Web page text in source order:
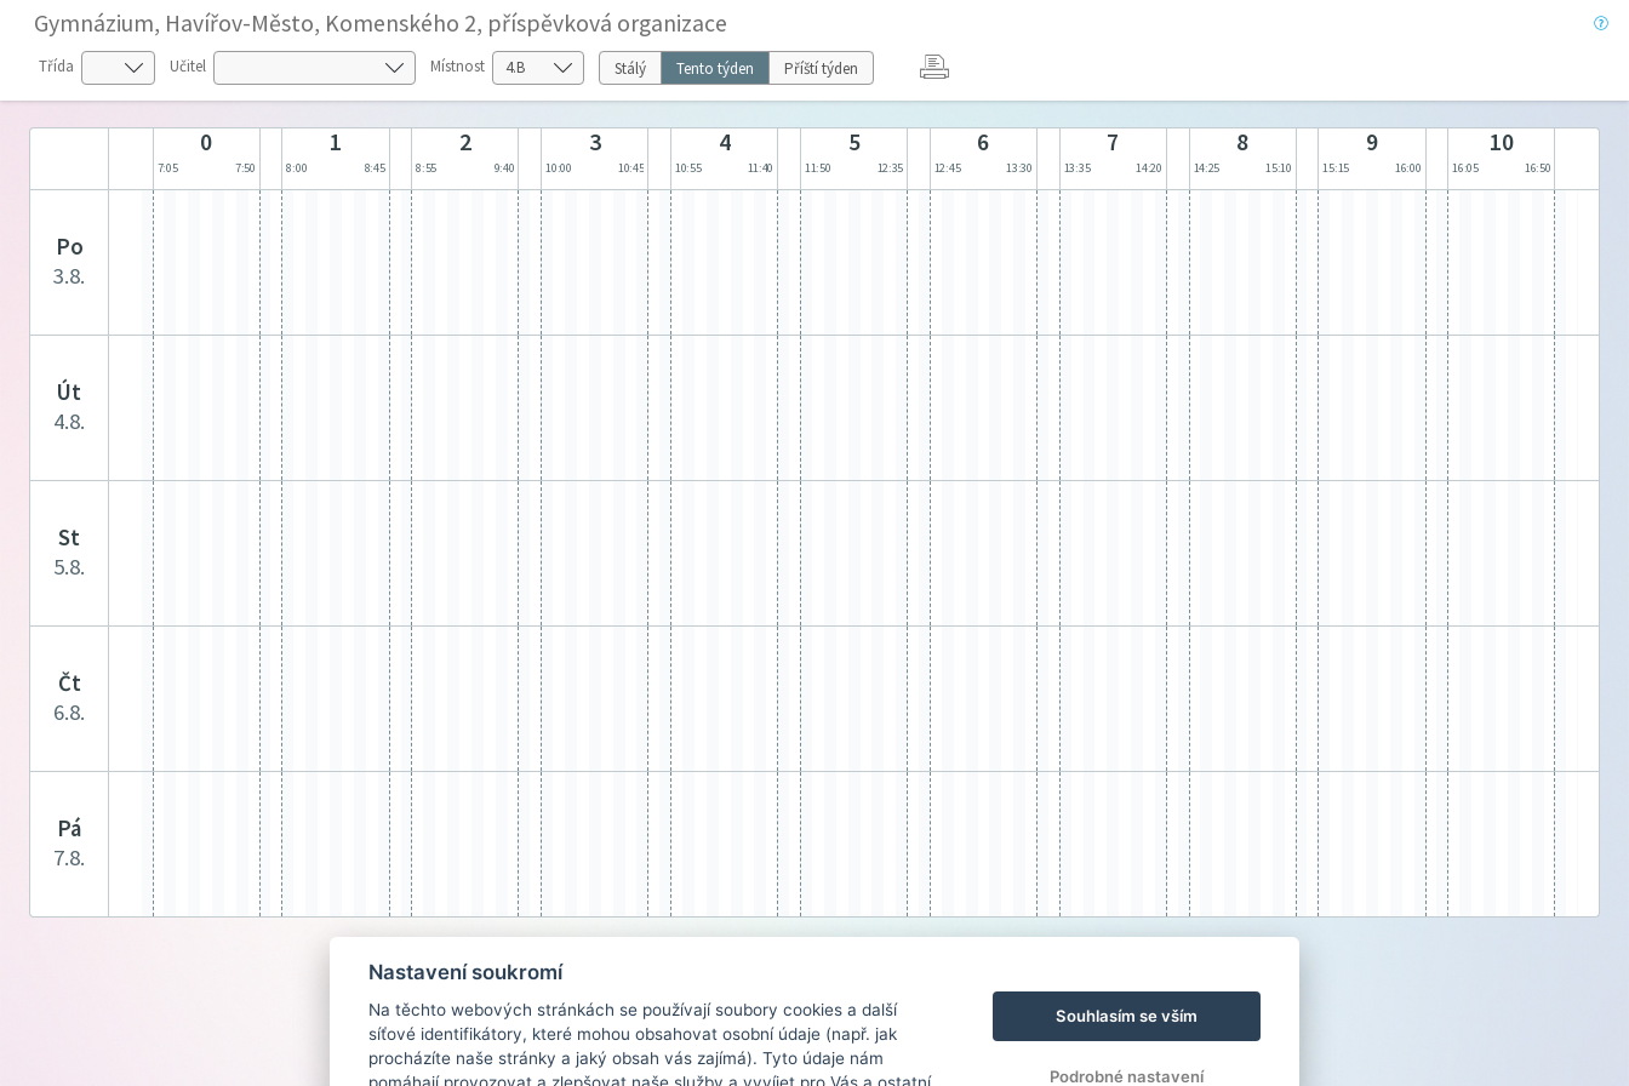
Gymnázium, Havířov-Město, Komenského 2, příspěvková organizace
Třída Učitel Místnost Stálý Tento týden Příští týden
0
7:05 7:50
1
8:00 8:45
2
8:55 9:40
3
10:00 10:45
4
10:55 11:40
5
11:50 12:35
6
12:45 13:30
7
13:35 14:20
8
14:25 15:10
9
15:15 16:00
10
16:05 16:50
po
3.8.
út
4.8.
st
5.8.
čt
6.8.
pá
7.8.
Nastavení soukromí
Na těchto webových stránkách se používají soubory cookies a další
síťové identifikátory, které mohou obsahovat osobní údaje (např. jak
procházíte naše stránky a jaký obsah vás zajímá). Tyto údaje nám
Souhlasím se vším
Podrobné nastavení